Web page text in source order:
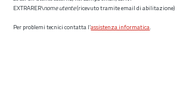
EXTRARER\nome utente(ricevuto tramite email di abilitazione)
Per problemi tecnici contatta l’assistenza informatica.